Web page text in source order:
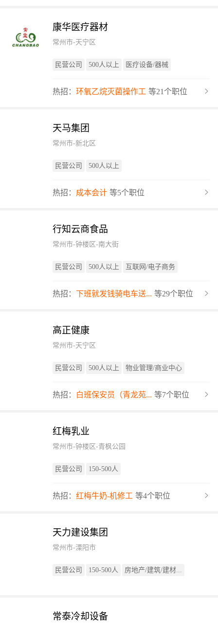
康华医疗器材
常州市-天宁区
民营公司 500人以上 医疗设备/器械
热招： 环氧乙烷灭菌操作工 等21个职位
天马集团
常州市-新北区
民营公司 500人以上
热招： 成本会计 等5个职位
行知云商食品
常州市-钟楼区-南大街
民营公司 500人以上 互联网/电子商务
热招： 下班就发钱骑电车送... 等29个职位
高正健康
常州市-天宁区
民营公司 500人以上 物业管理/商业中心
热招： 白班保安员（青龙苑... 等7个职位
红梅乳业
常州市-钟楼区-青枫公园
民营公司 150-500人
热招： 红梅牛奶-机修工 等4个职位
天力建设集团
常州市-溧阳市
民营公司 150-500人 房地产/建筑/建材...
常泰冷却设备